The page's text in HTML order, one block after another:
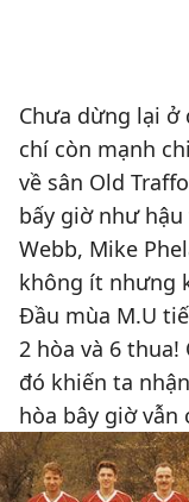
Chưa dừng lại ở
chí còn mạnh
về sân Old
bấy giờ như hậu
Webb, Mike
không ít nhưng
Đầu mùa M.U
2 hòa và 6 thua!
đó khiến ta
hòa bây giờ vẫn